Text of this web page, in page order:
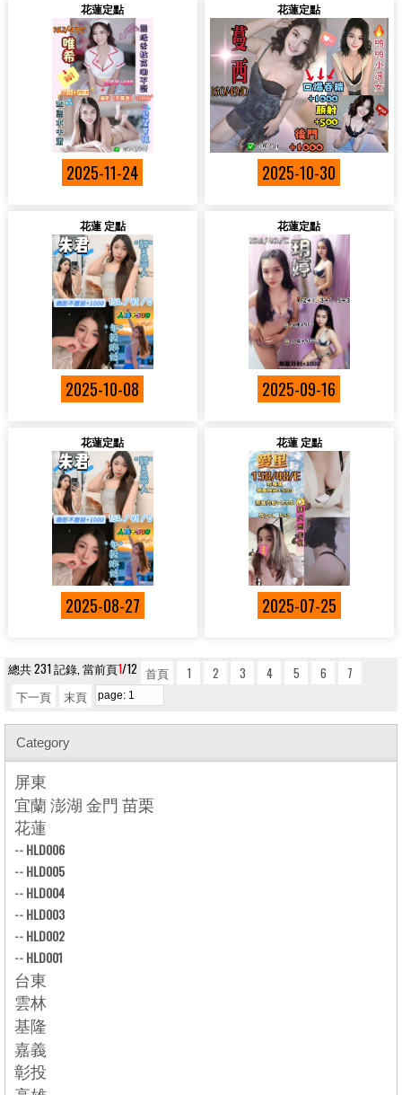
花蓮定點
2025-11-24
花蓮定點
2025-10-30
花蓮 定點
2025-10-08
花蓮定點
2025-09-16
花蓮定點
2025-08-27
花蓮 定點
2025-07-25
總共 231 記錄, 當前頁1/12 首頁 1 2 3 4 5 6
7
下一頁
末頁
Category
屏東
宜蘭 澎湖 金門 苗栗
花蓮
--HLD006
--HLD005
--HLD004
--HLD003
--HLD002
--HLD001
台東
雲林
基隆
嘉義
彰投